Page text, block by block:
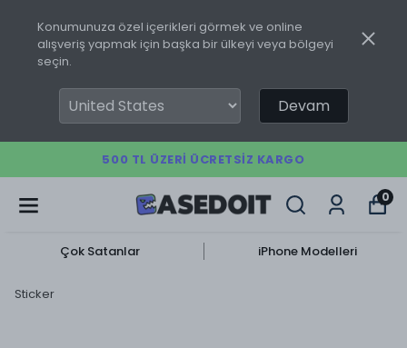
Konumunuza özel içerikleri görmek ve online
alışveriş yapmak için başka bir ülkeyi veya bölgeyi
seçin.
Devam
500 TL ÜZERI ÜCRETSIZ KARGO
0
Çok Satanlar iPhone Modelleri
Sticker